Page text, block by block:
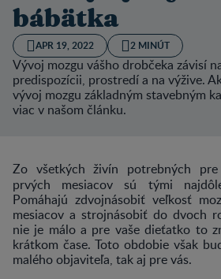
bábätka
APR 19, 2022 2 MINÚT
Vývoj mozgu vášho drobčeka závisí
predispozícii, prostredí a na výžive.
vývoj mozgu základným stavebným
viac v našom článku.
Zo všetkých živín potrebných
prvých mesiacov sú tými
Pomáhajú zdvojnásobiť veľkosť
mesiacov a strojnásobiť do dvoch
nie je málo a pre vaše dieťatko to
krátkom čase. Toto obdobie však
malého objaviteľa, tak aj pre vás.